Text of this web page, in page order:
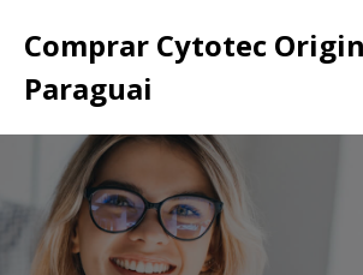
para
Comprar Cytotec
Paraguai